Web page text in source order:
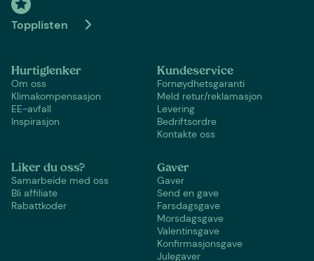
Topplisten
Hurtiglenker
Om oss
Klimakompensasjon
EE-avfall
Inspirasjon
Kundeservice
Fornøydhetsgaranti
Meld retur/reklamasjon
Levering
Bedriftsordre
Kontakte oss
Liker du oss?
Samarbeide med oss
Bli affiliate
Rabattkoder
Gaver
Gaver
Send en gave
Farsdagsgave
Morsdagsgave
Valentinsgave
Konfirmasjonsgave
Julegaver